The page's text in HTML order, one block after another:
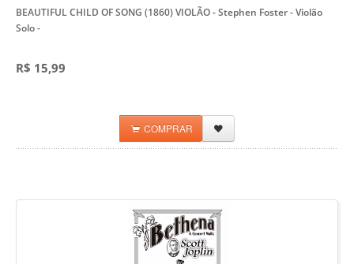
BEAUTIFUL CHILD OF SONG (1860) VIOLÃO - Stephen Foster - Violão
Solo-
R$ 15,99
COMPRAR